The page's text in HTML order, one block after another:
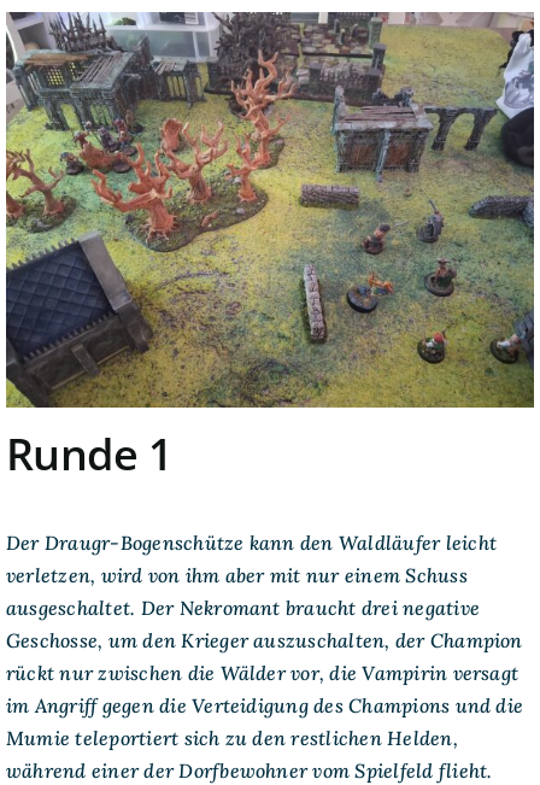
Runde 1
Der Draugr-Bogenschütze kann den Waldläufer leicht
verletzen, wird von ihm aber mit nur einem Schuss
ausgeschaltet. Der Nekromant braucht drei negative
Geschosse, um den Krieger auszuschalten, der Champion
rückt nur zwischen die Wälder vor, die Vampirin versagt
im Angriff gegen die Verteidigung des Champions und die
Mumie teleportiert sich zu den restlichen Helden,
während einer der Dorfbewohner vom Spielfeld flieht.